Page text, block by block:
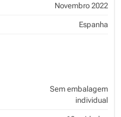
Novembro 2022
Espanha
Sem embalagem
individual